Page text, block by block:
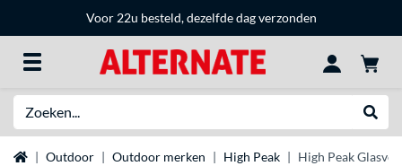
Voor 22u besteld, dezelfde dag verzonden
HomeOutdoor Outdoor merken High Peak High Peak